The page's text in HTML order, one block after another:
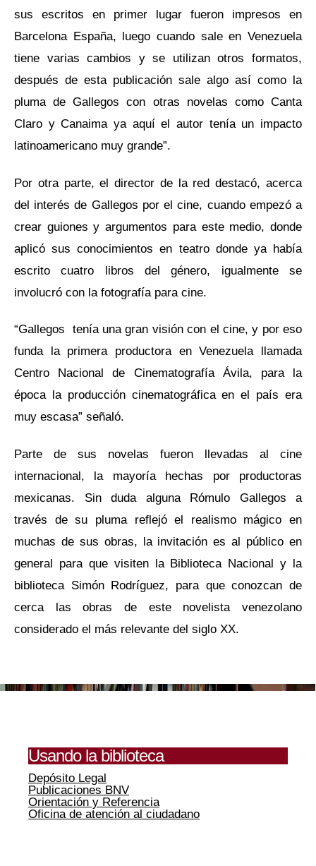
sus escritos en primer lugar fueron impresos en
Barcelona España, luego cuando sale en Venezuela
tiene varias cambios y se utilizan otros formatos,
después de esta publicación sale algo así como la
pluma de Gallegos con otras novelas como Canta
Claro y Canaima ya aquí el autor tenía un impacto
latinoamericano muy grande”.
Por otra parte, el director de la red destacó, acerca
del interés de Gallegos por el cine, cuando empezó a
crear guiones y argumentos para este medio, donde
aplicó sus conocimientos en teatro donde ya había
escrito cuatro libros del género, igualmente se
involucró con la fotografía para cine.
“Gallegos tenía una gran visión con el cine, y por eso
funda la primera productora en Venezuela llamada
Centro Nacional de Cinematografía Ávila, para la
época la producción cinematográfica en el país era
muy escasa” señaló.
Parte de sus novelas fueron llevadas al cine
internacional, la mayoría hechas por productoras
mexicanas. Sin duda alguna Rómulo Gallegos a
través de su pluma reflejó el realismo mágico en
muchas de sus obras, la invitación es al público en
general para que visiten la Biblioteca Nacional y la
biblioteca Simón Rodríguez, para que conozcan de
cerca las obras de este novelista venezolano
considerado el más relevante del siglo XX.
Usando la biblioteca
Depósito Legal
Publicaciones BNV
Orientación y Referencia
Oficina de atención al ciudadano